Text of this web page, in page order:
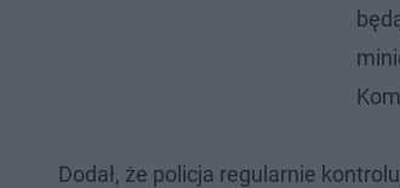
Dodał, że policja regularnie